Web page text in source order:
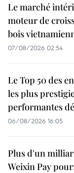
Le marché
moteur de
bois
07/08/2026 02:54
Le Top 50 des
les plus
performantes
06/08/2026 16:05
Plus d'un
Weixin Pay